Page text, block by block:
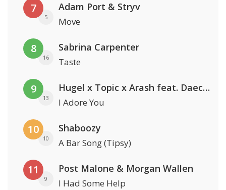
7
5
Adam Port & Stryv
Move
8
16
Sabrina Carpenter
Taste
9
13
Hugel x Topic x Arash feat. Daecolm
I Adore You
10
10
Shaboozy
A Bar Song (Tipsy)
11
9
Post Malone & Morgan Wallen
I Had Some Help